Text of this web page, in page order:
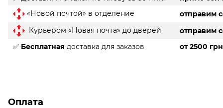
«Новой почтой» в отделение
отправим
Курьером «Новая почта» до дверей
отправим
✅ Бесплатная доставка для заказов от 2500 грн
Оплата